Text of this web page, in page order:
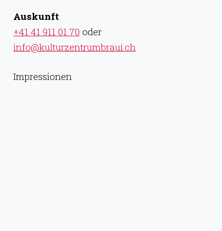
Auskunft
+41 41 911 01 70 oder
info@kulturzentrumbraui.ch
Impressionen